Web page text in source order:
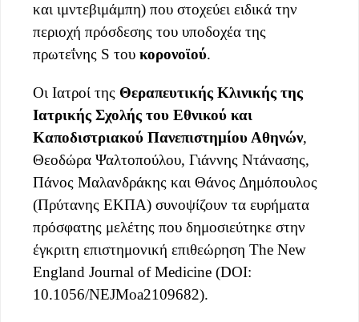
και ιμντεβιμάμπη) που στοχεύει ειδικά την
περιοχή πρόσδεσης του υποδοχέα της
πρωτεΐνης S του κορονοϊού.
Οι Ιατροί της Θεραπευτικής Κλινικής της
Ιατρικής Σχολής του Εθνικού και
Καποδιστριακού Πανεπιστημίου Αθηνών,
Θεοδώρα Ψαλτοπούλου, Γιάννης Ντάνασης,
Πάνος Μαλανδράκης και Θάνος Δημόπουλος
(Πρύτανης ΕΚΠΑ) συνοψίζουν τα ευρήματα
πρόσφατης μελέτης που δημοσιεύτηκε στην
έγκριτη επιστημονική επιθεώρηση The New
England Journal of Medicine (DOI:
10.1056/NEJMoa2109682).